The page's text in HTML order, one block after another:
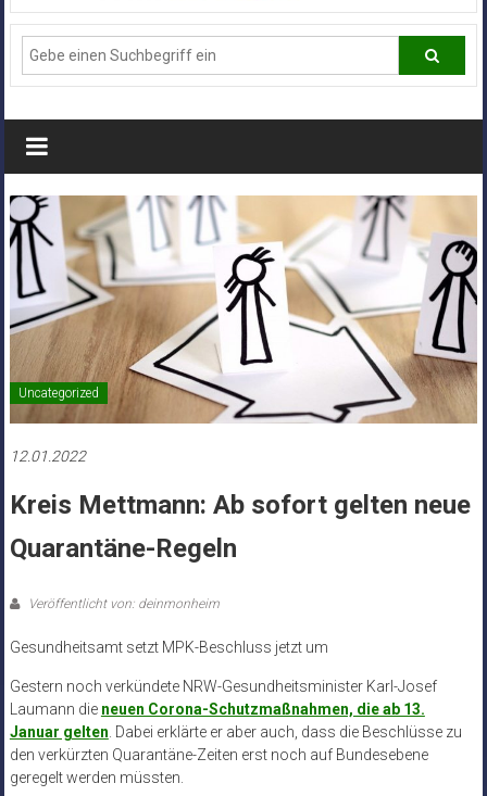
News
aus
Deiner
Stadt
Monheim
Uncategorized
12.01.2022
Kreis Mettmann: Ab sofort gelten neue
Quarantäne-Regeln
Veröffentlicht von: deinmonheim
Gesundheitsamt setzt MPK-Beschluss jetzt um
Gestern noch verkündete NRW-Gesundheitsminister Karl-Josef
Laumann die neuen Corona-Schutzmaßnahmen, die ab 13.
Januar gelten . Dabei erklärte er aber auch, dass die Beschlüsse zu
den verkürzten Quarantäne-Zeiten erst noch auf Bundesebene
geregelt werden müssten.